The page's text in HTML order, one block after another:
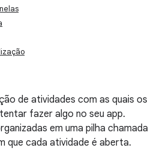
de atividades com as quais os
fazer algo no seu app.
em uma pilha chamada
que cada atividade é aberta.